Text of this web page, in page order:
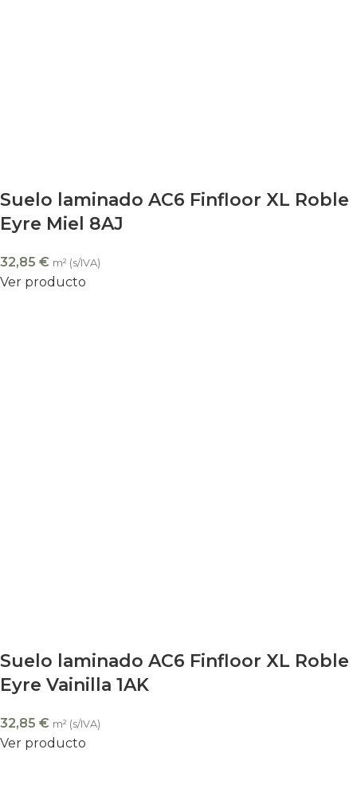
Suelo laminado AC6 Finfloor XL Roble
Eyre Miel 8AJ
32,85 € m² (s/IVA)
Ver producto
Suelo laminado AC6 Finfloor XL Roble
Eyre Vainilla 1AK
32,85 € m² (s/IVA)
Ver producto